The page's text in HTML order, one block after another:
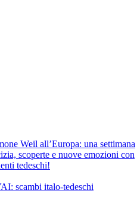
Weil all’Europa: una settimana
scoperte e nuove emozioni con
tedeschi!
scambi italo-tedeschi